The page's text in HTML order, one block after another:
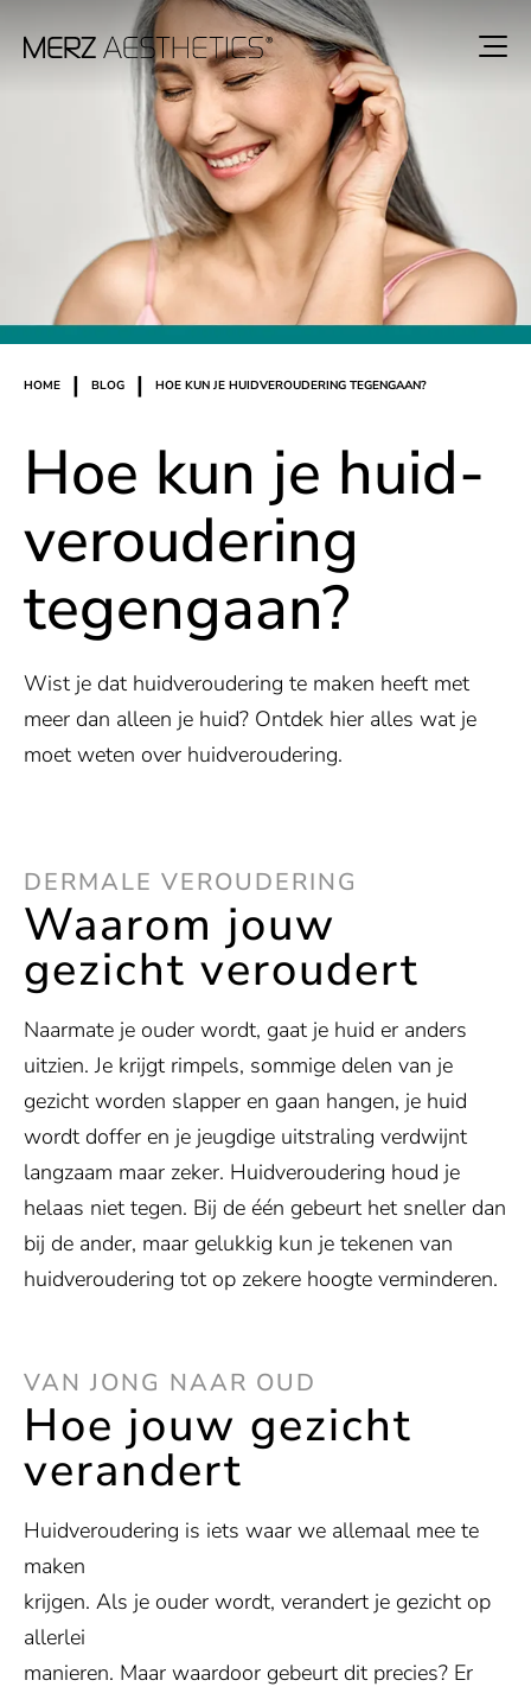
HOME | BLOG | HOE KUN JE HUIDVEROUDERING TEGENGAAN?
Hoe kun je huid­
veroudering
tegengaan?
Wist je dat huidveroudering te maken heeft met
meer dan alleen je huid? Ontdek hier alles wat je
moet weten over huidveroudering.
DERMALE VEROUDERING
Waarom jouw
gezicht veroudert
Naarmate je ouder wordt, gaat je huid er anders
uitzien. Je krijgt rimpels, sommige delen van je
gezicht worden slapper en gaan hangen, je huid
wordt doffer en je jeugdige uitstraling verdwijnt
langzaam maar zeker. Huidveroudering houd je
helaas niet tegen. Bij de één gebeurt het sneller dan
bij de ander, maar gelukkig kun je tekenen van
huidveroudering tot op zekere hoogte verminderen.
VAN JONG NAAR OUD
Hoe jouw gezicht
verandert
Huidveroudering is iets waar we allemaal mee te
maken
krijgen. Als je ouder wordt, verandert je gezicht op
allerlei
manieren. Maar waardoor gebeurt dit precies? Er